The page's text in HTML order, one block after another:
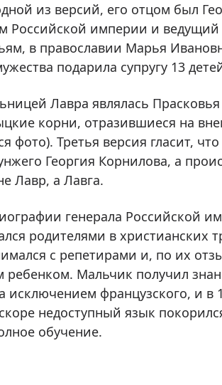
из версий, его отцом был
Российской империи и ведущий
в православии Марья
подарила супругу 13
Лавра являлась
корни, отразившиеся на
фото). Третья версия гласит,
Георгия Корнилова, а
Лавр, а Лавга.
генерала Российской
родителями в христианских
с репетирами и, по их
Мальчик получил
французского, и в
недоступный язык
обучение.